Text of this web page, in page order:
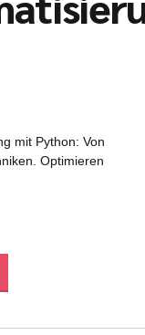
mit Python: Von
Optimieren